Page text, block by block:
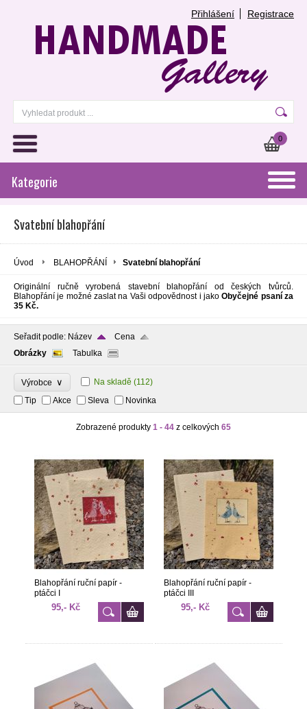
Přihlášení Registrace
0
Kategorie
Svatební blahopřání
Úvod BLAHOPŘÁNÍ Svatební blahopřání
Originální ručně vyrobená stavební blahopřání od českých tvůrců.
Blahopřání je možné zaslat na Vaši odpovědnost i jakoObyčejné psaní za
35 Kč.
Seřadit podle: Název
Cena
Obrázky
Tabulka
Výrobce ∨ Na skladě (112)
Tip
Akce Sleva Novinka
Zobrazené produkty 1 - 44 z celkových 65
Blahopřání ruční papír -
ptáčci I
95,- Kč
Blahopřání ruční papír -
ptáčci III
95,- Kč